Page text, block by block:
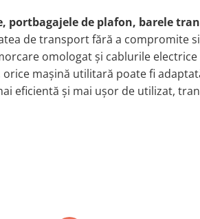
de plafon, barele
de transport fără a compromite
omologat şi cablurile
maşină utilitară poate fi
eficientă şi mai uşor de utilizat,